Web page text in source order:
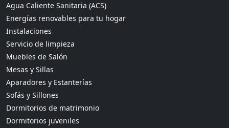
Agua Caliente Sanitaria (ACS)
Energías renovables para tu hogar
Instalaciones
Servicio de limpieza
Muebles de Salón
Mesas y Sillas
Aparadores y Estanterías
Sofás y Sillones
Dormitorios de matrimonio
Dormitorios juveniles